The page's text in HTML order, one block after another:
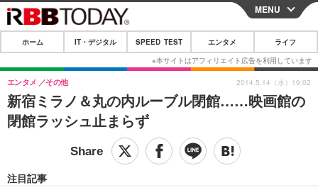
CLOSE
ホーム
IT・デジタル
IT・デジタルTOP スマートフォン
その他
SPEED TEST
映画・ドラマ
MENU
ホーム IT・デジタル SPEED TEST エンタメ ライフ
新宿ミラノ＆丸の内ルーブル閉館……映画館の
閉館ラッシュ止まらず
エンタメ その他
注目記事
2014.5.14（水）19:02